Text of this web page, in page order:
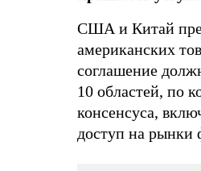
США и Китай
американских
соглашение
10 областей, по
консенсуса,
доступ на рынки